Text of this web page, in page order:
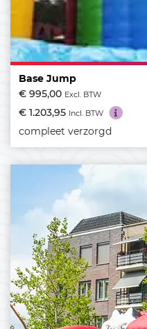
Base Jump
€ 995,00 Excl. BTW
€ 1.203,95 Incl. BTW
compleet verzorgd